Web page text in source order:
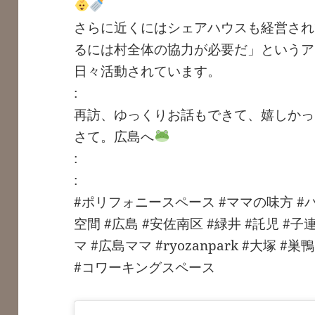
さらに近くにはシェアハウスも経営さ
るには村全体の協力が必要だ」という
日々活動されています。
:
再訪、ゆっくりお話もできて、嬉しか
さて。広島へ
:
:
#ポリフォニースペース #ママの味方 #
空間 #広島 #安佐南区 #緑井 #託児 #子
マ #広島ママ #ryozanpark #大塚 #巣
#コワーキングスペース